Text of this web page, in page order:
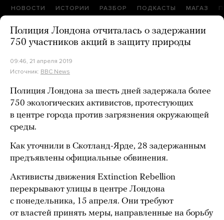
НОВОСТИ ИСТОРИИ РАЗБОР ПОДКАСТЫ МАГАЗ
Полиция Лондона отчиталась о задержании
750 участников акций в защиту природы
09:46, 21 апреля 2019
Источник: BBC News
Полиция Лондона за шесть дней задержала более
750 экологических активистов, протестующих
в центре города против загрязнения окружающей
среды.
Как уточнили в Скотланд-Ярде, 28 задержанным
предъявлены официальные обвинения.
Активисты движения Extinction Rebellion
перекрывают улицы в центре Лондона
с понедельника, 15 апреля. Они требуют
от властей принять меры, направленные на борьбу